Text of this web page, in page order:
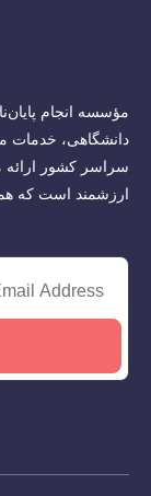
مؤسسه انجام
دانشگاهی، خدمات
سراسر کشور ارائه
ارزشمند است که